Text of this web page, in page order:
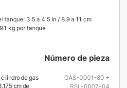
tanque: 3.5 a 4.5 in / 8.9 a 11 cm
kg por tanque
Número de pieza
de gas
cm de
GAS-0001-80 +
RSL-0007-04